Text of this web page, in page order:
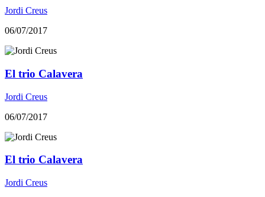
Jordi Creus
06/07/2017
El trio Calavera
Jordi Creus
06/07/2017
El trio Calavera
Jordi Creus